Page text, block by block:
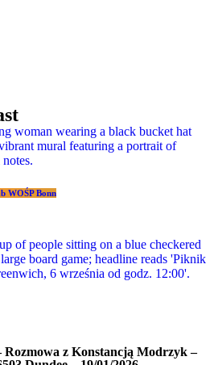
WOŚP Bonn
z Konstancją Modrzyk –